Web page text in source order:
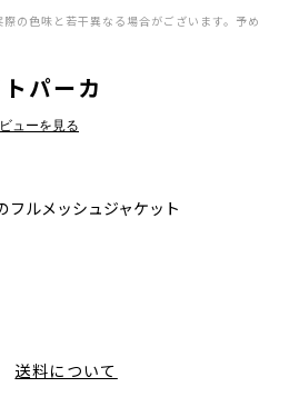
の色味と若干異なる場合がございます。予め
フルメッシュジャケット
パーカ
ューを見る
送料について